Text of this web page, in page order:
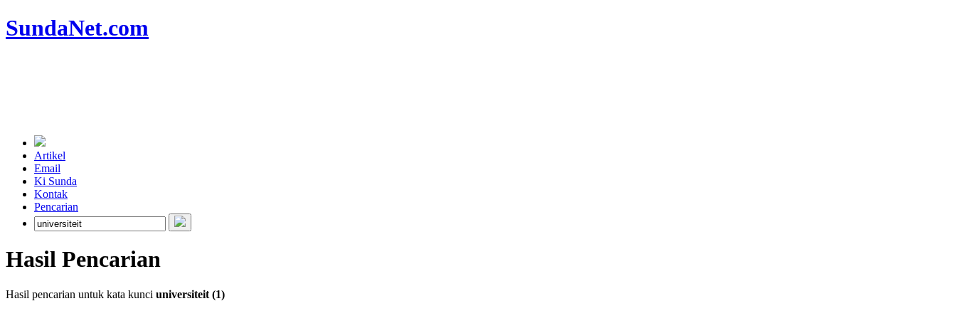
SundaNet.com
Artikel
Email
Ki Sunda
Kontak
Pencarian
Hasil Pencarian
Hasil pencarian untuk kata kunci universiteit (1)